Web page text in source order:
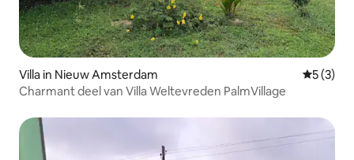
Villa in Nieuw Amsterdam
5 (3)
Charmant deel van Villa Weltevreden PalmVillage